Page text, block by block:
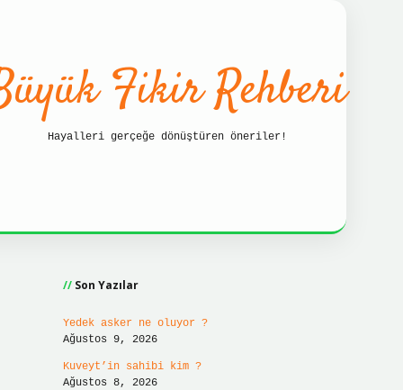
Fikir Rehberi
Hayalleri gerçeğe dönüştüren öneriler!
Son Yazılar
Yedek asker ne oluyor ?
Ağustos 9, 2026
Kuveyt’in sahibi kim ?
Ağustos 8, 2026